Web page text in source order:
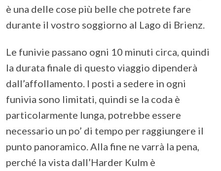
è una delle cose più belle che potrete fare
durante il vostro soggiorno al Lago di Brienz.
Le funivie passano ogni 10 minuti circa, quindi
la durata finale di questo viaggio dipenderà
dall’affollamento. I posti a sedere in ogni
funivia sono limitati, quindi se la coda è
particolarmente lunga, potrebbe essere
necessario un po’ di tempo per raggiungere il
punto panoramico. Alla fine ne varrà la pena,
perché la vista dall’Harder Kulm è